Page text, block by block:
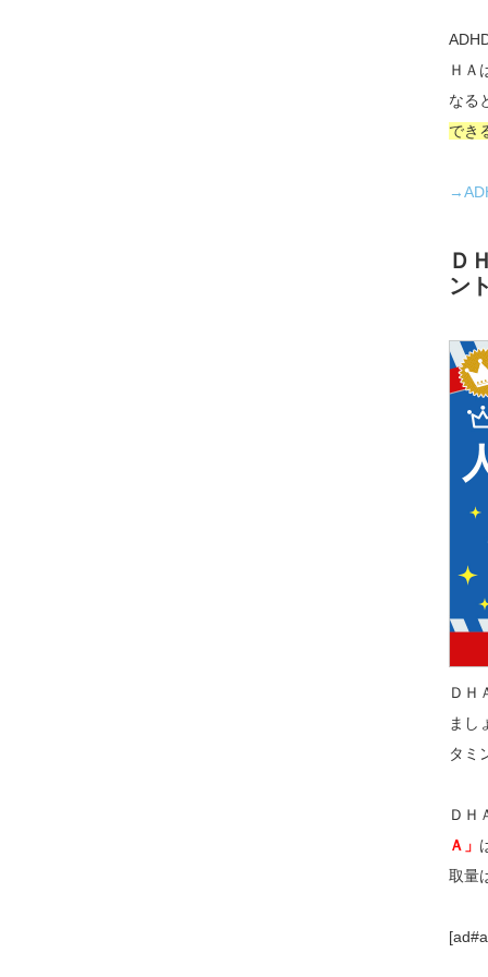
ＨＡ
なる
でき
Ｄ
ン
ＤＨ
まし
タミ
ＤＨ
Ａ」
取量